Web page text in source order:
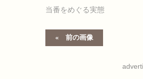
当番をめぐる実態
前の画像